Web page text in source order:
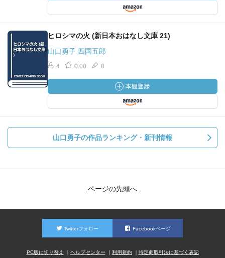
ヒロシマの火 (新日本おはなし文庫 21)
山口勇子 四国五郎
4 0.00 0
山口勇子の作品ランキング・新刊情報
ページの先頭へ
Twitterフォロー Facebookページ
PC版に切り替え ヘルプセンター 利用規約 特定商取引法に基づく表記